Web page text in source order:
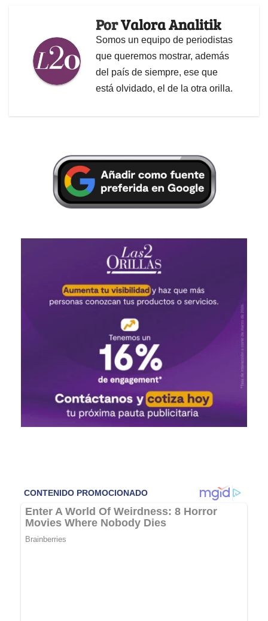
PorValora Analitik
Somos un equipo de periodistas
que queremos mostrar, además
del país de siempre, ese que
está olvidado, el de la otra orilla.